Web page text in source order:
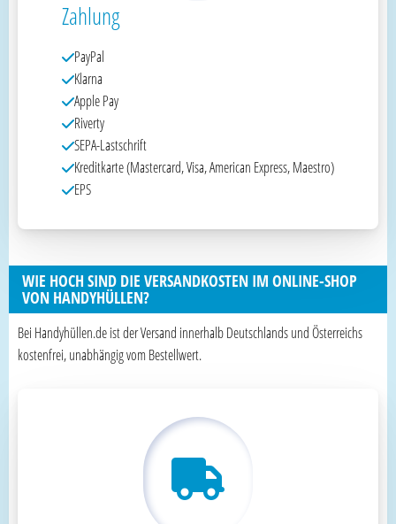
Zahlung
PayPal
Klarna
Apple Pay
Riverty
SEPA-Lastschrift
Kreditkarte (Mastercard, Visa, American Express, Maestro)
EPS
WIE HOCH SIND DIE VERSANDKOSTEN IM ONLINE-SHOP
VON HANDYHÜLLEN?
Bei Handyhüllen.de ist der Versand innerhalb Deutschlands und Österreichs
kostenfrei, unabhängig vom Bestellwert.